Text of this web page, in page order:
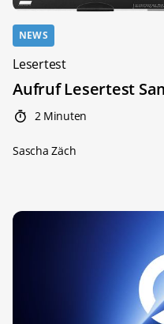
NEWS
Lesertest
Aufruf Lesertest
2 Minuten
Sascha Zäch